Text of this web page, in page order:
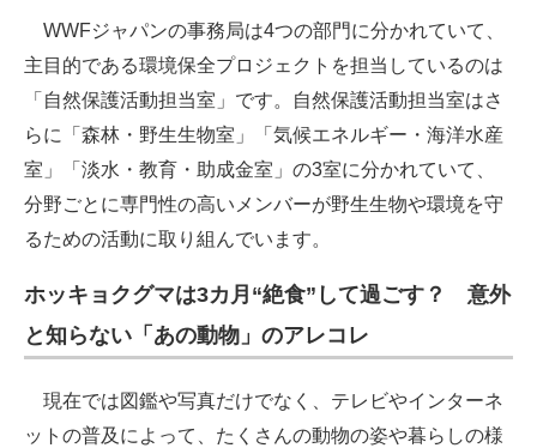
WWFジャパンの事務局は4つの部門に分かれていて、
主目的である環境保全プロジェクトを担当しているのは
「自然保護活動担当室」です。自然保護活動担当室はさ
らに「森林・野生生物室」「気候エネルギー・海洋水産
室」「淡水・教育・助成金室」の3室に分かれていて、
分野ごとに専門性の高いメンバーが野生生物や環境を守
るための活動に取り組んでいます。
ホッキョクグマは3カ月“絶食”して過ごす？ 意外
と知らない「あの動物」のアレコレ
現在では図鑑や写真だけでなく、テレビやインターネ
ットの普及によって、たくさんの動物の姿や暮らしの様